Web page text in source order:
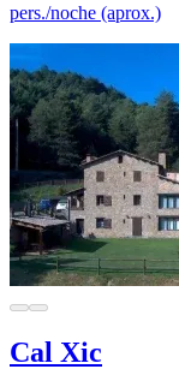
pers./noche (aprox.)
Cal Xic